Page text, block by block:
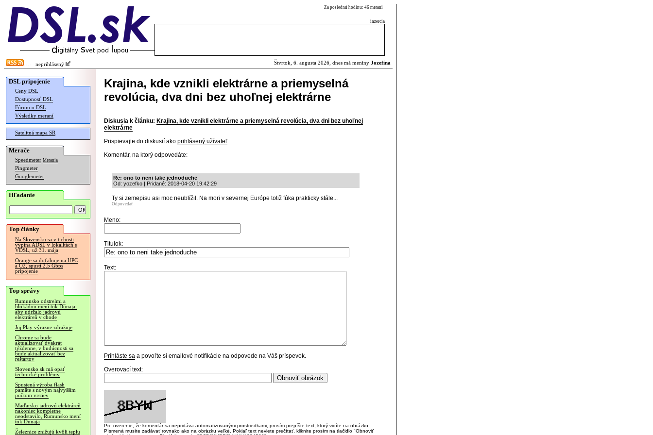
Za poslednú hodinu: 46 meraní
inzercia
neprihlásený Štvrtok, 6. augusta 2026, dnes má meniny Jozefína
DSL pripojenie
Ceny DSL
Dostupnosť DSL
Fórum o DSL
Výsledky meraní
Satelitná mapa SR
Merače
Speedmeter Merania
Pingmeter
Googlemeter
Hľadanie
Top články
Na Slovensku sa v tichosti
vypína ADSL v lokalitách s
VDSL, už 31. mája
Orange sa doťahuje na UPC
a O2, spustí 2.5 Gbps
pripojenie
Top správy
Rumunsko odstrelmi a
blokádou mení tok Dunaja,
aby udržalo jadrovú
elektráreň v chode
Joj Play výrazne zdražuje
Chrome sa bude
aktualizovať dvakrát
týždenne, v budúcnosti sa
bude aktualizovať bez
reštartov
Slovensko.sk má opäť
technické problémy
Spustená výroba flash
pamäte s novým najvyšším
počtom vrstiev
Maďarsko jadrovú elektráreň
nakoniec kompletne
neodstavilo, Rumunsko mení
tok Dunaja
Železnice znižujú kvôli teplu
Krajina, kde vznikli elektrárne a priemyselná
revolúcia, dva dni bez uhoľnej elektrárne
Diskusia k článku: Krajina, kde vznikli elektrárne a priemyselná revolúcia, dva dni bez uhoľnej
elektrárne
Prispievajte do diskusií ako prihlásený užívateľ.
Komentár, na ktorý odpovedáte:
Re: ono to neni take jednoduche
Od: yozefko | Pridané: 2018-04-20 19:42:29
Ty si zemepisu asi moc neublížil. Na mori v severnej Európe totiž fúka prakticky stále...
Odpovedať
Meno:
Titulok:
Text:
Prihláste sa a povoľte si emailové notifikácie na odpovede na Váš príspevok.
Overovací text:
Pre overenie, že komentár sa nepridáva automatizovanými prostriedkami, prosím prepíšte text, ktorý vidíte na obrázku.
Písmená musíte zadávať rovnako ako na obrázku veľké. Pokiaľ text neviete prečítať, kliknite prosím na tlačidlo "Obnoviť